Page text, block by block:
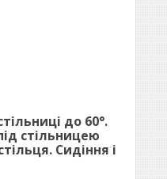
до 60°.
стільницею
Сидіння і